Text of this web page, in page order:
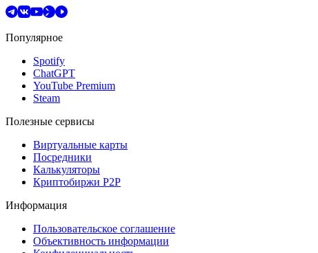
Популярное
Spotify
ChatGPT
YouTube Premium
Steam
Полезные сервисы
Виртуальные карты
Посредники
Калькуляторы
Криптобиржи P2P
Информация
Пользовательское соглашение
Объективность информации